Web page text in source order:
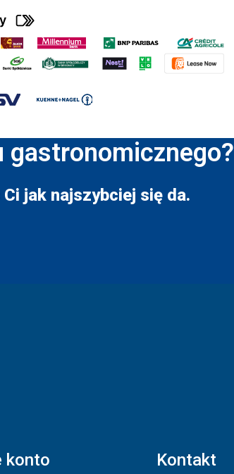
gastronomicznego?
jak najszybciej się da.
konto Kontakt